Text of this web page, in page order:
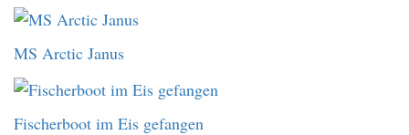
MS Arctic Janus
Fischerboot im Eis gefangen